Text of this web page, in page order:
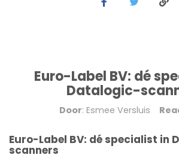
Euro-Label BV: dé
Datalogic-
Door: Esmee Versluis
Euro-Label BV: dé specialist in
scanners